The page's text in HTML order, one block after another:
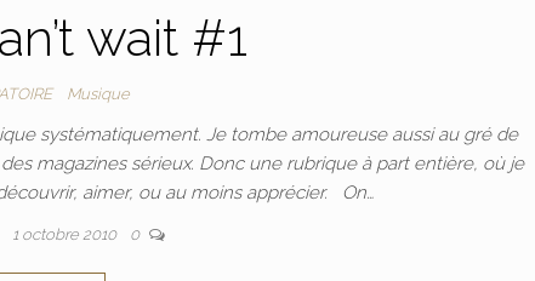
wait #1
Musique
systématiquement. Je tombe amoureuse aussi au gré de
magazines sérieux. Donc une rubrique à part entière, où je
aimer, ou au moins apprécier. On…
1 octobre 2010 0